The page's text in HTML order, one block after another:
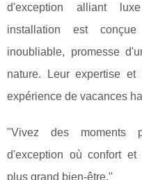
d'exception alliant
installation est
inoubliable, promesse
nature. Leur expertise et
expérience de vacances
"Vivez des moments
d'exception où confort et
plus grand bien-être."